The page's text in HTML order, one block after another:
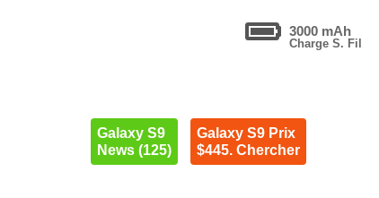
3000 mAh
Charge S. Fil
Galaxy S9
News (125)
Galaxy S9 Prix
$445. Chercher